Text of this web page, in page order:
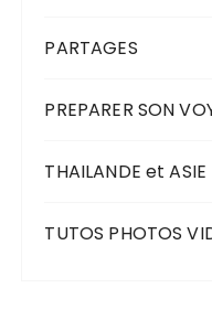
PARTAGES
PREPARER SON
THAILANDE et ASIE
TUTOS PHOTOS